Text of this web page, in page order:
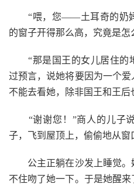
“喂，您——土耳奇的奶妈
的窗子开得那么高，究竟是怎
“那是国王的女儿居住的
过预言，说她将要因为一个
不能去看她，除非国王和王后
“谢谢您！”商人的儿子说
子，飞到屋顶上，偷偷地从窗
公主正躺在沙发上睡觉。
不住吻了她一下。于是她醒